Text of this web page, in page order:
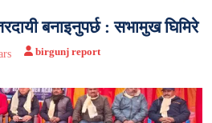
बनाइनुपर्छ : सभामुख घिमिरे
birgunj report